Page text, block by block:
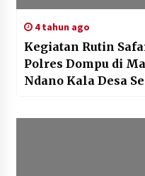
4 tahun ago
Kegiatan Rutin
Polres Dompu di
Ndano Kala Desa